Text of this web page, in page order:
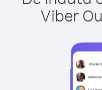
Viber